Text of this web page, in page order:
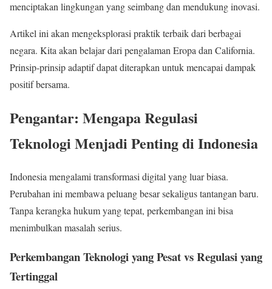
menciptakan lingkungan yang seimbang dan mendukung inovasi.
Artikel ini akan mengeksplorasi praktik terbaik dari berbagai
negara. Kita akan belajar dari pengalaman Eropa dan California.
Prinsip-prinsip adaptif dapat diterapkan untuk mencapai dampak
positif bersama.
Pengantar: Mengapa Regulasi
Teknologi Menjadi Penting di Indonesia
Indonesia mengalami transformasi digital yang luar biasa.
Perubahan ini membawa peluang besar sekaligus tantangan baru.
Tanpa kerangka hukum yang tepat, perkembangan ini bisa
menimbulkan masalah serius.
Perkembangan Teknologi yang Pesat vs Regulasi yang
Tertinggal